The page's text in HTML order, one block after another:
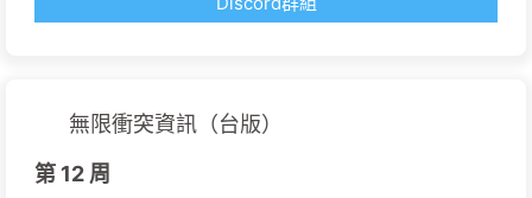
無限衝突資訊（台版）
第 12 周